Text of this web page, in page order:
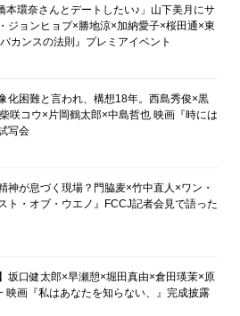
本環奈さんとデートしたい♪」山下美月にサ
ジョンヒョプ×勝地涼×加納愛子×桜田通×東
カンスの法則』プレミアイベント
化困難と言われ、構想18年。西島秀俊×黒
咲コウ×片岡鶴太郎×中島哲也 映画『時には
写会
神が息づく現場？門脇麦×竹中直人×ワン・
ト・オブ・ウエノ』FCCJ記者会見で語った
坂口健太郎×早瀬憩×堀田真由×倉田瑛茉×原
映画『私はあなたを知らない、』完成披露